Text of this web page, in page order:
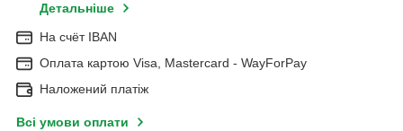
Детальніше
На cчёт IBAN
Оплата картою Visa, Mastercard - WayForPay
Наложений платіж
Всі умови оплати